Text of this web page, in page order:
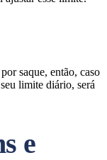
saque, então, caso
limite diário, será
e